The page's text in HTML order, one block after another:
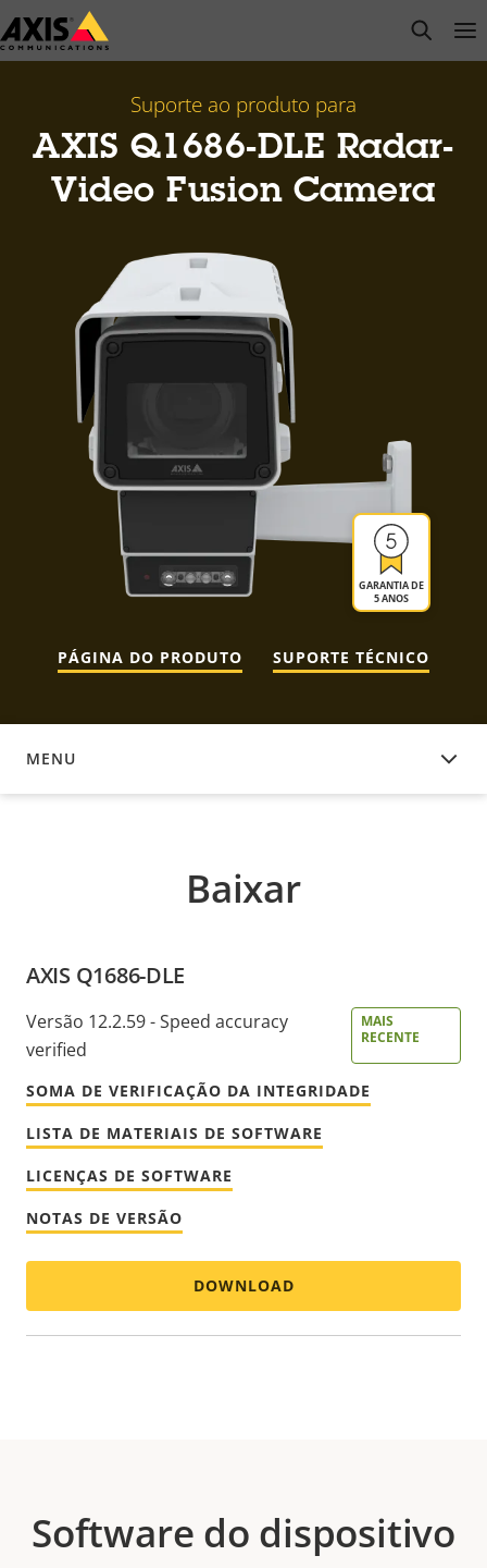
Pular
para
open
Suporte ao produto para
AXIS Q1686-DLE Radar-
Video Fusion Camera
GARANTIA DE
5 ANOS
PÁGINA DO PRODUTO SUPORTE TÉCNICO
MENU
BAIXAR
Baixar
AXIS Q1686-DLE
Versão 12.2.59 - Speed accuracy
verified
MAIS
RECENTE
SOMA DE VERIFICAÇÃO DA INTEGRIDADE
LISTA DE MATERIAIS DE SOFTWARE
LICENÇAS DE SOFTWARE
NOTAS DE VERSÃO
DOWNLOAD
Software do dispositivo